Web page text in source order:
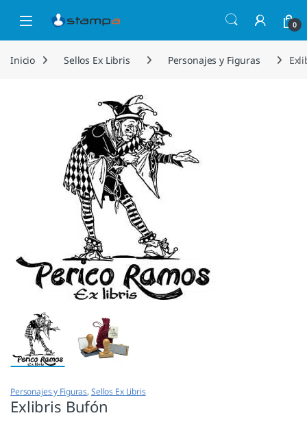
Open 0
Inicio Sellos Ex Libris Personajes y Figuras
Personajes y Figuras, Sellos Ex Libris
Exlibris Bufón